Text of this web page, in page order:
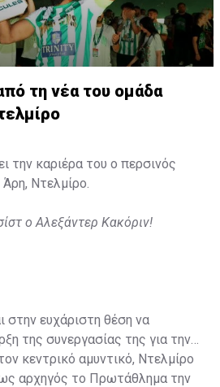
τη νέα του ομάδα
την καριέρα του ο περσινός
Ντελμίρο.
ο Αλεξάντερ Κακόριν!
στην ευχάριστη θέση να
της συνεργασίας της για την
κεντρικό αμυντικό, Ντελμίρο
αρχηγός το Πρωτάθλημα την